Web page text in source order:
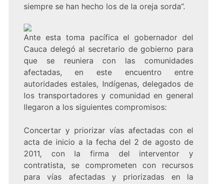
siempre se han hecho los de la oreja sorda”.
Ante esta toma pacífica el gobernador del
Cauca delegó al secretario de gobierno para
que se reuniera con las comunidades
afectadas, en este encuentro entre
autoridades estales, Indígenas, delegados de
los transportadores y comunidad en general
llegaron a los siguientes compromisos:
Concertar y priorizar vías afectadas con el
acta de inicio a la fecha del 2 de agosto de
2011, con la firma del interventor y
contratista, se comprometen con recursos
para vías afectadas y priorizadas en la